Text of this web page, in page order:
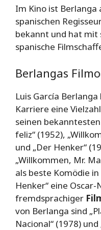
Im Kino ist Berlanga
spanischen
bekannt und hat mit
spanische
Berlangas
Luis García
Karriere eine
seinen
feliz“ (1952),
und „Der Henker“
„Willkommen, Mr.
als beste Komödie
Henker“ eine
fremdsprachiger
von Berlanga sind
Nacional“ (1978)